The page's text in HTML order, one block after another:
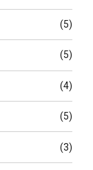
(5)
(5)
(4)
(5)
(3)